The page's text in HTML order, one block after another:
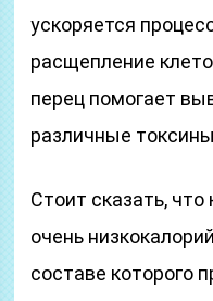
ускоряется
расщепление
перец помогает
различные
Стоит сказать,
очень
составе которого